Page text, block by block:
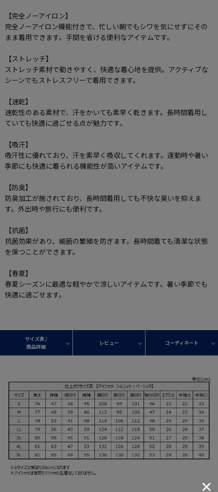
【完全ノーアイロン】
完全ノーアイロン機能付きで、忙しい朝でもシワを気にせずにその
まま着用できます。手間を省ける便利なアイテムです。
【ストレッチ】
ストレッチ素材で動きやすく、快適な着心地を提供。アクティブな
シーンでもストレスフリーで着用できます。
【速乾】
速乾性のある素材で、汗をかいても素早く乾きます。長時間着用し
ていても快適に過ごせる点が魅力です。
【吸汗】
吸汗性に優れており、汗を素早く吸収してくれます。運動時や暑い
季節にも快適に着られる機能性が高いアイテムです。
【防臭】
防臭加工が施されており、長時間着用しても不快な臭いを抑えま
す。外出時や旅行にも便利です。
【抗菌】
抗菌効果があり、細菌の繁殖を防ぎます。長時間着ても清潔な状態
を保つことができます。
【春夏】
春夏シーズンに最適な軽やかで涼しいアイテムです。暑い季節でも
快適に過ごせます。
サイズ表 /
商品詳細
レビュー コーディネート